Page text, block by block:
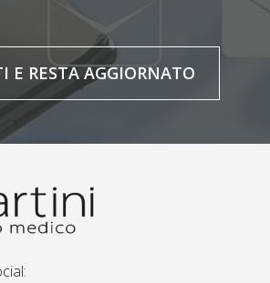
E RESTA AGGIORNATO